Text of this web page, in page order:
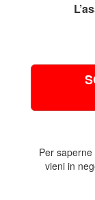
Per
vieni in